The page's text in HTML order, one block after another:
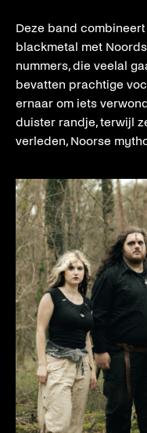
Deze band
blackmetal met
nummers, die veelal
bevatten prachtige
ernaar om iets
duister randje, terwijl
verleden, Noorse